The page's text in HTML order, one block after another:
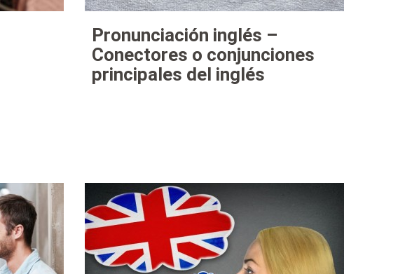
Pronunciación inglés –
Conectores o conjunciones
principales del inglés